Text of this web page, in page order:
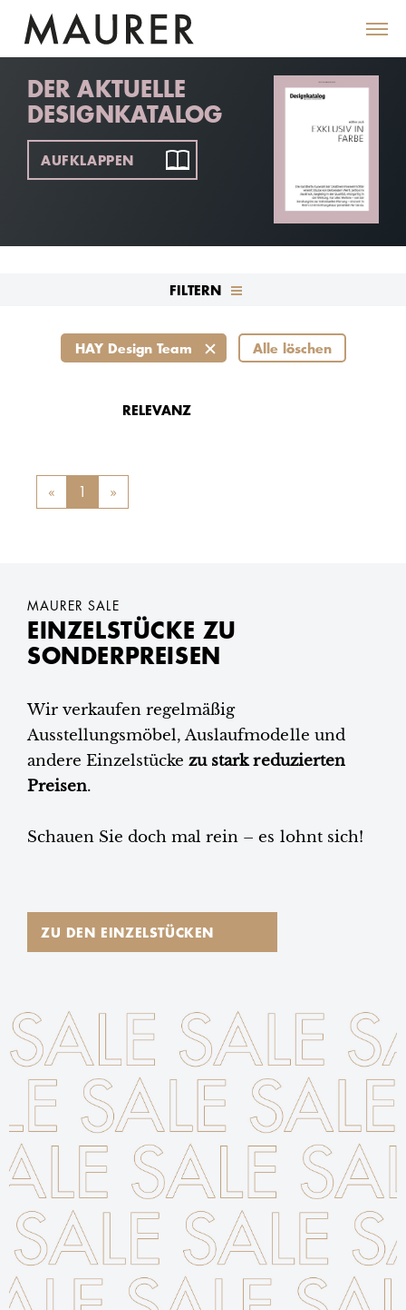
DER AKTUELLE
DESIGNKATALOG
AUFKLAPPEN
FILTERN
HAY Design Team Alle löschen
RELEVANZ
« Previous
1 »
MAURER SALE
EINZELSTÜCKE ZU
SONDERPREISEN
Wir verkaufen regelmäßig
Ausstellungsmöbel, Auslaufmodelle und
andere Einzelstücke zu stark reduzierten
Preisen.
Schauen Sie doch mal rein – es lohnt sich!
ZU DEN EINZELSTÜCKEN